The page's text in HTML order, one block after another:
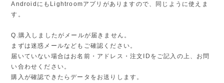
AndroidにもLightroomアプリがありますので、同じように使えま
す。
Q.購入しましたがメールが届きません。
まずは迷惑メールなどもご確認ください。
届いていない場合はお名前・アドレス・注文IDをご記入の上、お問
い合わせください。
購入が確認できたらデータをお送りします。